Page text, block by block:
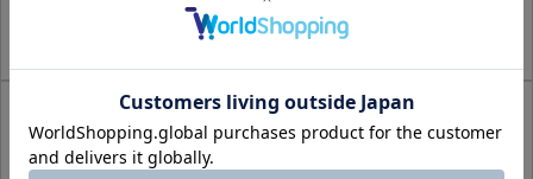
サンコータイト＋Ｐタイプナベ（ワッシャーヘッド